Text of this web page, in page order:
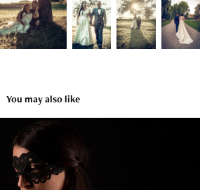
You may also like